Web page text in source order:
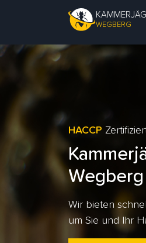
WEGBERG
HACCP
Wir bieten
um Sie und Ihr